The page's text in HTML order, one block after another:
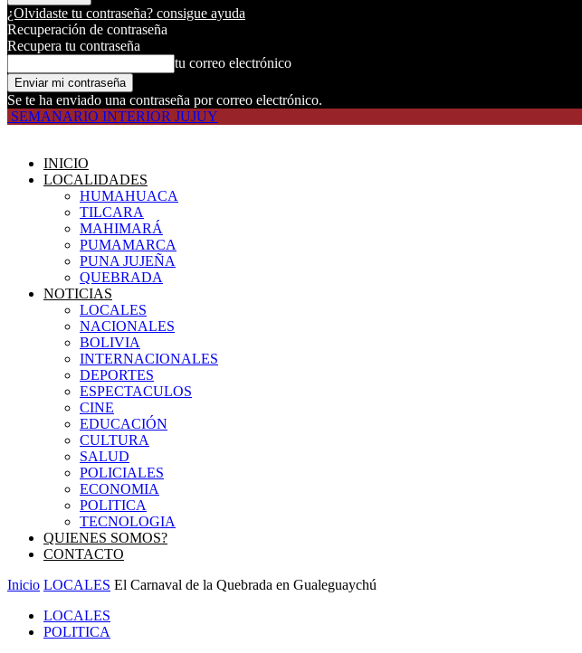
¿Olvidaste tu contraseña? consigue ayuda
Recuperación de contraseña
Recupera tu contraseña
tu correo electrónico
Se te ha enviado una contraseña por correo electrónico.
SEMANARIO INTERIOR JUJUY
INICIO
LOCALIDADES
HUMAHUACA
TILCARA
MAHIMARÁ
PUMAMARCA
PUNA JUJEÑA
QUEBRADA
NOTICIAS
LOCALES
NACIONALES
BOLIVIA
INTERNACIONALES
DEPORTES
ESPECTACULOS
CINE
EDUCACIÓN
CULTURA
SALUD
POLICIALES
ECONOMIA
POLITICA
TECNOLOGIA
QUIENES SOMOS?
CONTACTO
Inicio LOCALES El Carnaval de la Quebrada en Gualeguaychú
LOCALES
POLITICA